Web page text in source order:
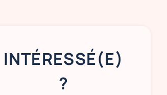
INTÉRESSÉ(E)
?